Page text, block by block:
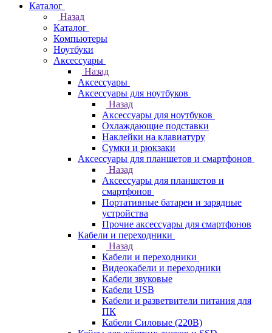
Каталог
Назад
Каталог
Компьютеры
Ноутбуки
Аксессуары
Назад
Аксессуары
Аксессуары для ноутбуков
Назад
Аксессуары для ноутбуков
Охлаждающие подставки
Наклейки на клавиатуру
Сумки и рюкзаки
Аксессуары для планшетов и смартфонов
Назад
Аксессуары для планшетов и
смартфонов
Портативные батареи и зарядные
устройства
Прочие аксессуары для смартфонов
Кабели и переходники
Назад
Кабели и переходники
Видеокабели и переходники
Кабели звуковые
Кабели USB
Кабели и разветвители питания для
ПК
Кабели Силовые (220В)